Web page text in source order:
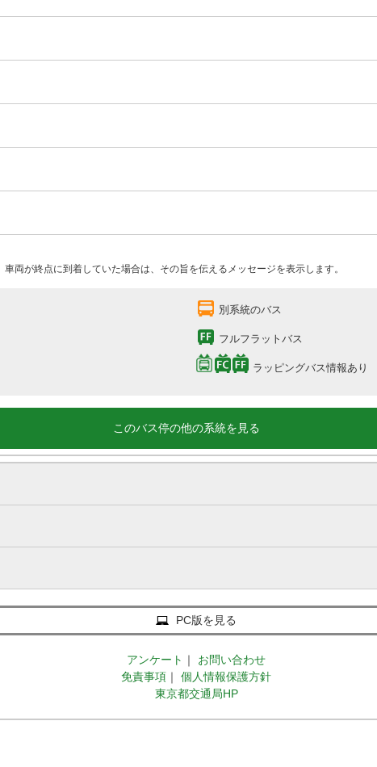
両が終点に到着していた場合は、その旨を伝えるメッセージを表示します。
別系統のバス
フルフラットバス
ラッピングバス情報あり
このバス停の他の系統を見る
PC版を見る
アンケート ｜
お問い合わせ
免責事項 ｜
個人情報保護方針
東京都交通局HP